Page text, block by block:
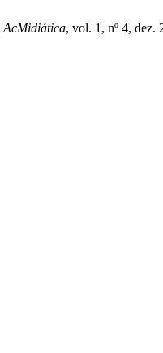
AcMidiática, vol. 1, nº 4, dez.